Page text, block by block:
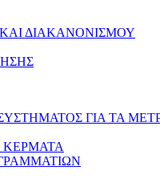
ΔΙΑΚΑΝΟΝΙΣΜΟΥ
ΓΙΑ ΤΑ
ΚΕΡΜΑΤΑ